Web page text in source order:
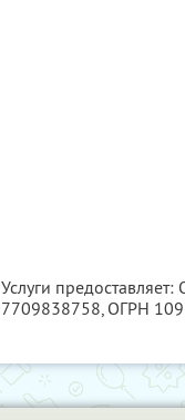
Услуги
7709838758, ОГРН